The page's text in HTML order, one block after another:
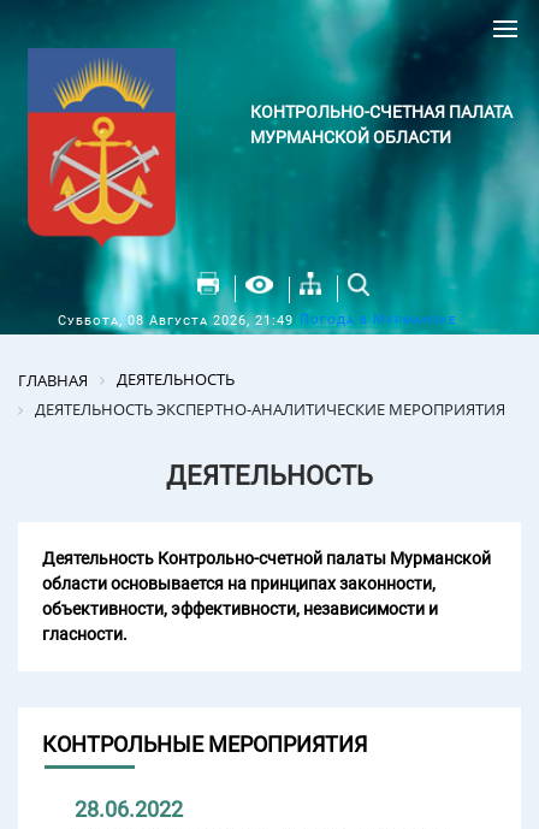
КОНТРОЛЬНО-СЧЕТНАЯ ПАЛАТА
МУРМАНСКОЙ ОБЛАСТИ
Суббота, 08 Августа 2026, 21:49 Погода в Мурманске
ГЛАВНАЯ
ДЕЯТЕЛЬНОСТЬ
ДЕЯТЕЛЬНОСТЬ ЭКСПЕРТНО-АНАЛИТИЧЕСКИЕ МЕРОПРИЯТИЯ
ДЕЯТЕЛЬНОСТЬ
Деятельность Контрольно-счетной палаты Мурманской
области основывается на принципах законности,
объективности, эффективности, независимости и
гласности.
КОНТРОЛЬНЫЕ МЕРОПРИЯТИЯ
28.06.2022